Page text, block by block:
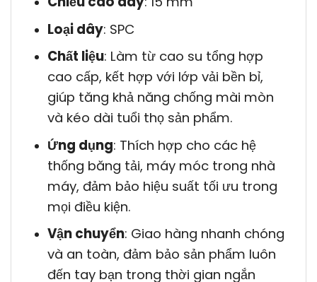
Loại dây: SPC
Chất liệu: Làm từ cao su tổng hợp
cao cấp, kết hợp với lớp vải bền bỉ,
giúp tăng khả năng chống mài mòn
và kéo dài tuổi thọ sản phẩm.
Ứng dụng: Thích hợp cho các hệ
thống băng tải, máy móc trong nhà
máy, đảm bảo hiệu suất tối ưu trong
mọi điều kiện.
Vận chuyển: Giao hàng nhanh chóng
và an toàn, đảm bảo sản phẩm luôn
đến tay bạn trong thời gian ngắn